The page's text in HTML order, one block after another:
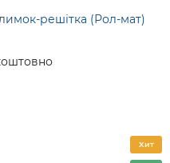
решітка (Рол-мат)
Хит